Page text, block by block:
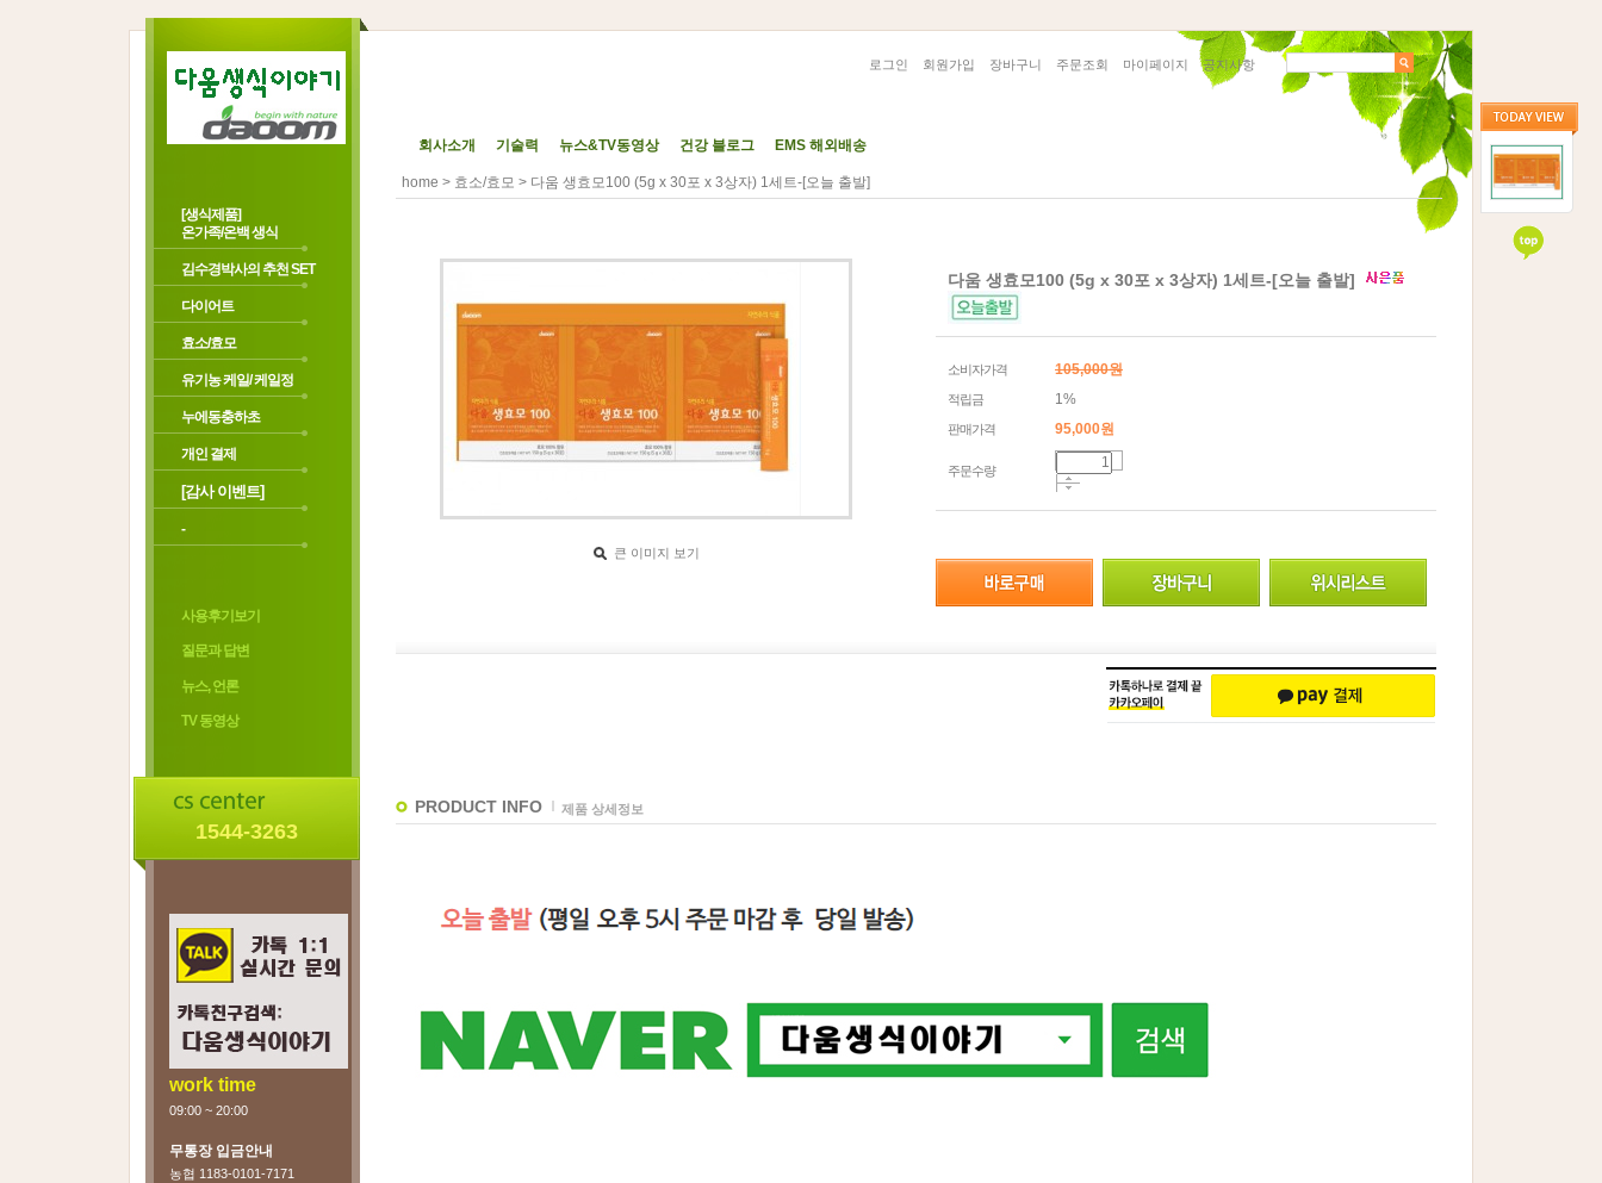
로그인 회원가입 장바구니 주문조회 마이페이지 공지사항
회사소개 기술력 뉴스&TV동영상 건강 블로그 EMS 해외배송
[생식제품]
온가족/온백 생식
김수경박사의 추천 SET
다이어트
효소/효모
유기농 케일/ 케일정
누에동충하초
개인 결제
[감사 이벤트]
-
사용후기보기
질문과 답변
뉴스, 언론
TV 동영상
1544-3263
work time
09:00 ~ 20:00
무통장 입금안내
농협 1183-0101-7171
home > 효소/효모 > 다움 생효모100 (5g x 30포 x 3상자) 1세트-[오늘 출발]
큰 이미지 보기
다움 생효모100 (5g x 30포 x 3상자) 1세트-[오늘 출발]
소비자가격 105,000원
적립금 1%
판매가격 95,000원
주문수량
PRODUCT INFO 제품 상세정보